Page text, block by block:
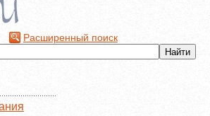
Расширенный поиск